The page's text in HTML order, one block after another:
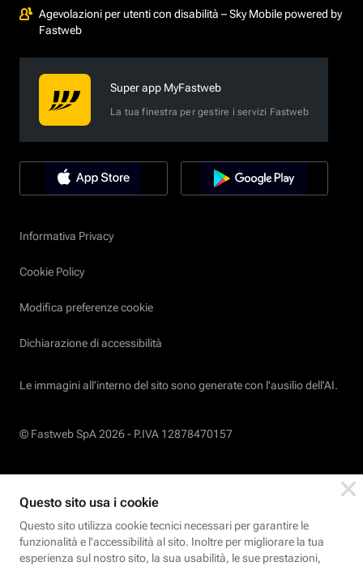
Agevolazioni per utenti con disabilità – Sky Mobile powered by
Fastweb
Super app MyFastweb
La tua finestra per gestire i servizi Fastweb
Informativa Privacy
Cookie Policy
Modifica preferenze cookie
Dichiarazione di accessibilità
Le immagini all’interno del sito sono generate con l'ausilio dell'AI.
© Fastweb SpA 2026 - P.IVA 12878470157